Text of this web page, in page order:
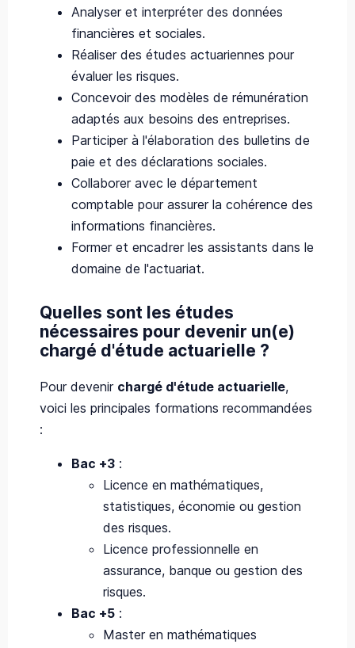
Analyser et interpréter des données
financières et sociales.
Réaliser des études actuariennes pour
évaluer les risques.
Concevoir des modèles de rémunération
adaptés aux besoins des entreprises.
Participer à l'élaboration des bulletins de
paie et des déclarations sociales.
Collaborer avec le département
comptable pour assurer la cohérence des
informations financières.
Former et encadrer les assistants dans le
domaine de l'actuariat.
Quelles sont les études
nécessaires pour devenir un(e)
chargé d'étude actuarielle ?
Pour devenir chargé d'étude actuarielle,
voici les principales formations recommandées
:
Bac +3 :
Licence en mathématiques,
statistiques, économie ou gestion
des risques.
Licence professionnelle en
assurance, banque ou gestion des
risques.
Bac +5 :
Master en mathématiques